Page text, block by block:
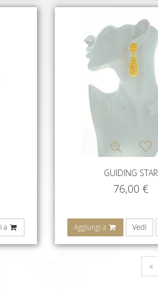
a
GUIDING STAR
76,00 €
Aggiungi a Vedi
«